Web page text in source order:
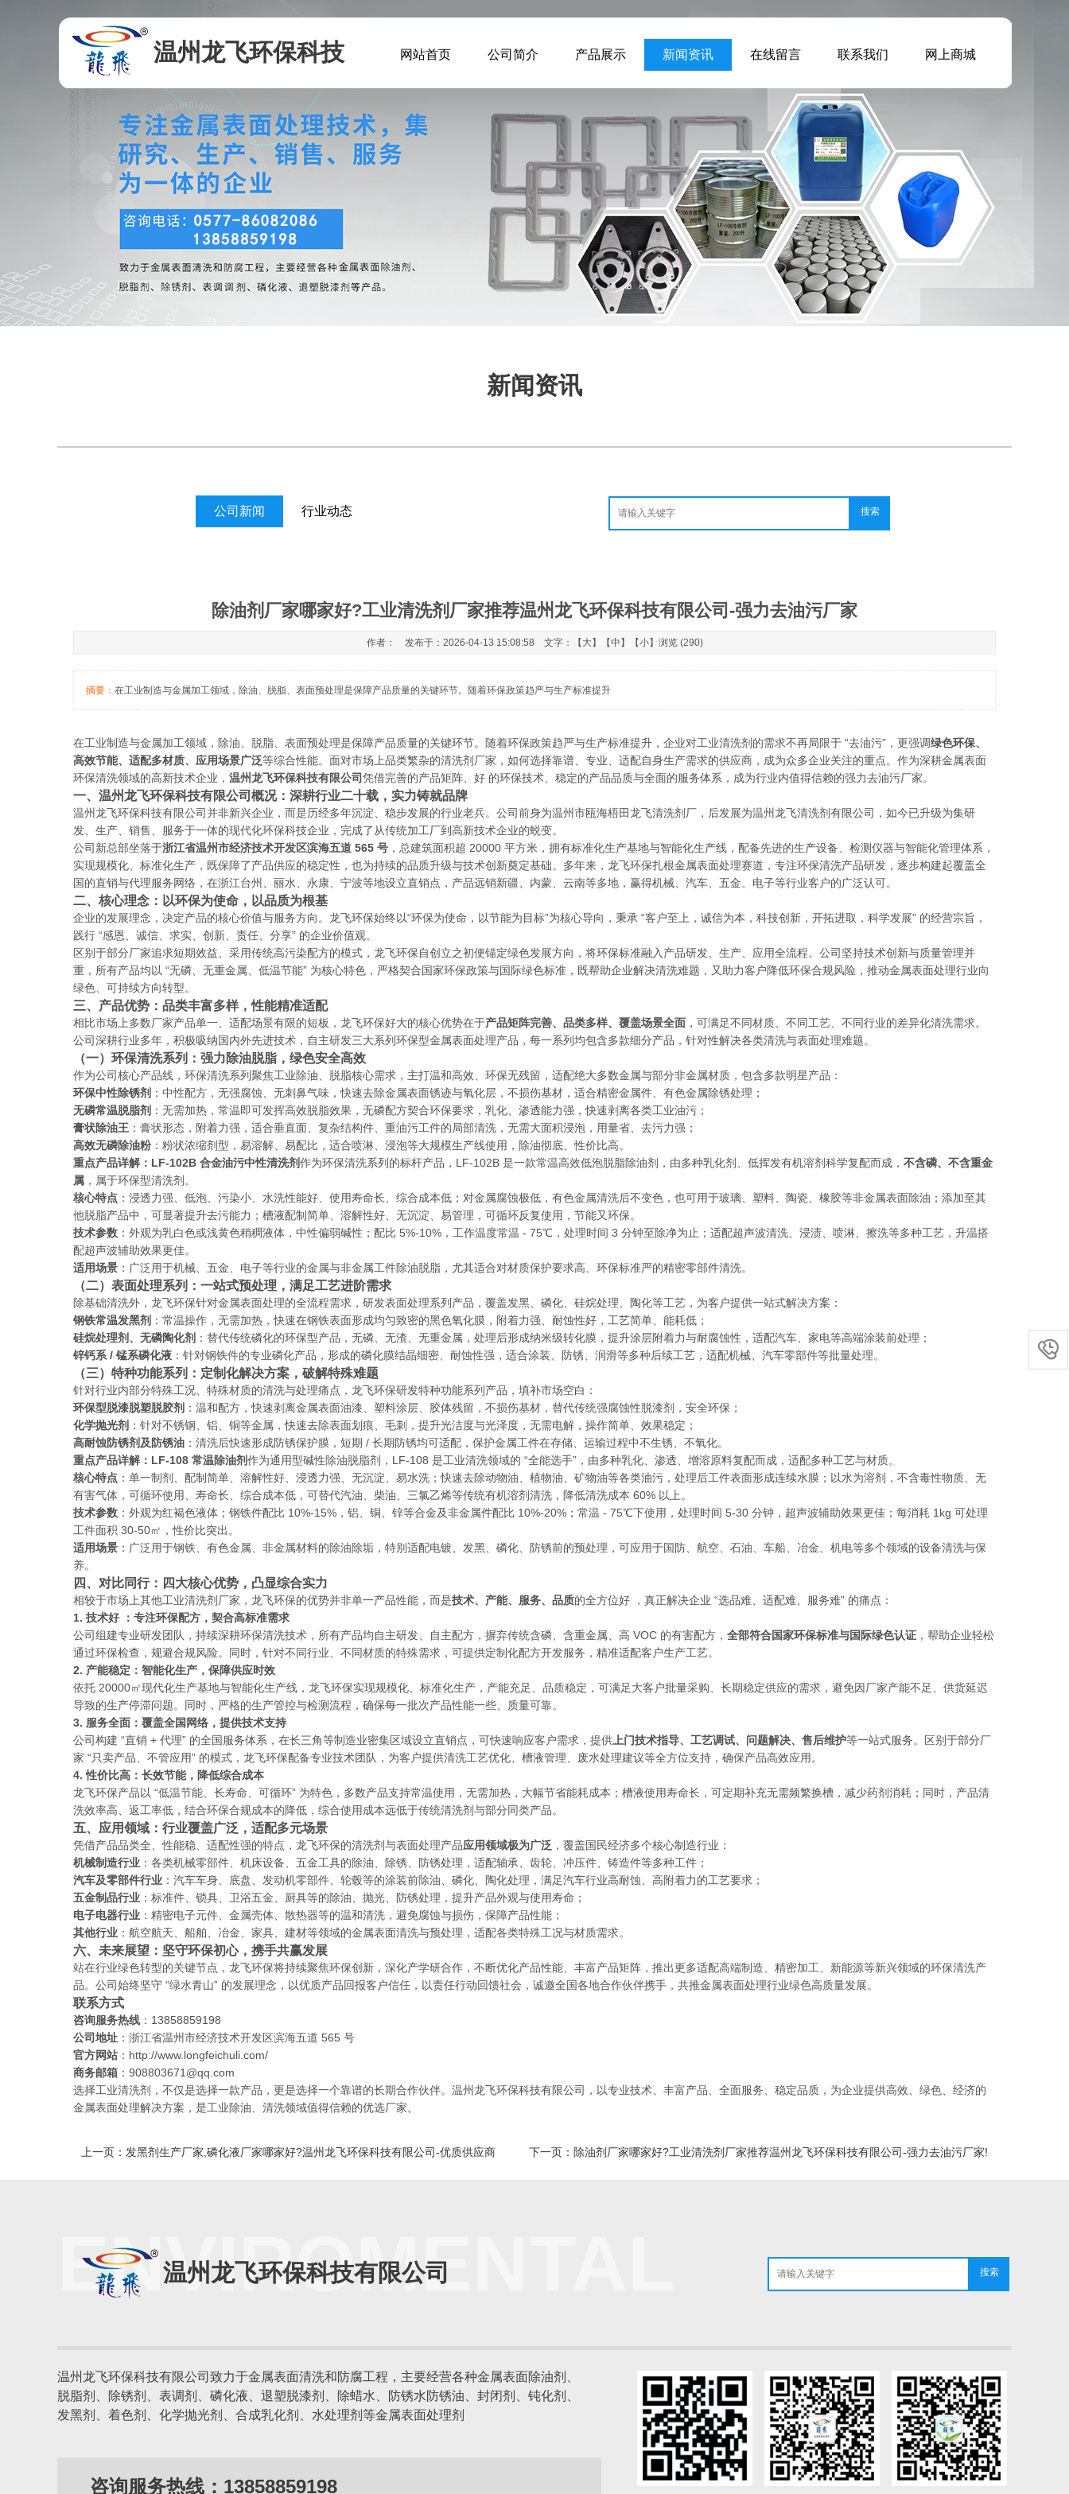
网站首页 公司简介 产品展示 新闻资讯 在线留言 联系我们 网上商城
温州龙飞环保科技
有限公司
新闻资讯
搜索
公司新闻 行业动态
除油剂厂家哪家好?工业清洗剂厂家推荐温州龙飞环保科技有限公司-强力去油污厂家
作者： 发布于：2026-04-13 15:08:58 文字：【 大】【中 】【小】浏览 (290)
摘要： 在工业制造与金属加工领域，除油、脱脂、表面预处理是保障产品质量的关键环节。随着环保政策趋严与生产标准提升
在工业制造与金属加工领域，除油、脱脂、表面预处理是保障产品质量的关键环节。随着环保政策趋严与生产标准提升，企业对工业清洗剂的需求不再局限于 “去油污”，更强调绿色环保、
高效节能、适配多材质、应用场景广泛等综合性能。面对市场上品类繁杂的清洗剂厂家，如何选择靠谱、专业、适配自身生产需求的供应商，成为众多企业关注的重点。作为深耕金属表面
环保清洗领域的高新技术企业， 温州龙飞环保科技有限公司凭借完善的产品矩阵、好 的环保技术、稳定的产品品质与全面的服务体系，成为行业内值得信赖的强力去油污厂家。
一、温州龙飞环保科技有限公司概况：深耕行业二十载，实力铸就品牌
温州龙飞环保科技有限公司并非新兴企业，而是历经多年沉淀、稳步发展的行业老兵。公司前身为温州市瓯海梧田龙飞清洗剂厂，后发展为温州龙飞清洗剂有限公司，如今已升级为集研
发、生产、销售、服务于一体的现代化环保科技企业，完成了从传统加工厂到高新技术企业的蜕变。
公司新总部坐落于浙江省温州市经济技术开发区滨海五道 565 号 ，总建筑面积超 20000 平方米，拥有标准化生产基地与智能化生产线，配备先进的生产设备、检测仪器与智能化管理体系，
实现规模化、标准化生产，既保障了产品供应的稳定性，也为持续的品质升级与技术创新奠定基础。多年来，龙飞环保扎根金属表面处理赛道，专注环保清洗产品研发，逐步构建起覆盖全
国的直销与代理服务网络，在浙江台州、丽水、永康、宁波等地设立直销点，产品远销新疆、内蒙、云南等多地，赢得机械、汽车、五金、电子等行业客户的广泛认可。
二、核心理念：以环保为使命，以品质为根基
企业的发展理念，决定产品的核心价值与服务方向。龙飞环保始终以“环保为使命，以节能为目标”为核心导向，秉承 “客户至上，诚信为本，科技创新，开拓进取，科学发展” 的经营宗旨，
践行 “感恩、诚信、求实、创新、责任、分享” 的企业价值观。
区别于部分厂家追求短期效益、采用传统高污染配方的模式，龙飞环保自创立之初便锚定绿色发展方向，将环保标准融入产品研发、生产、应用全流程。公司坚持技术创新与质量管理并
重，所有产品均以 “无磷、无重金属、低温节能” 为核心特色，严格契合国家环保政策与国际绿色标准，既帮助企业解决清洗难题，又助力客户降低环保合规风险，推动金属表面处理行业向
绿色、可持续方向转型。
三、产品优势：品类丰富多样，性能精准适配
相比市场上多数厂家产品单一、适配场景有限的短板，龙飞环保好大的核心优势在于产品矩阵完善、品类多样、覆盖场景全面 ，可满足不同材质、不同工艺、不同行业的差异化清洗需求。
公司深耕行业多年，积极吸纳国内外先进技术，自主研发三大系列环保型金属表面处理产品，每一系列均包含多款细分产品，针对性解决各类清洗与表面处理难题。
（一）环保清洗系列：强力除油脱脂，绿色安全高效
作为公司核心产品线，环保清洗系列聚焦工业除油、脱脂核心需求，主打温和高效、环保无残留，适配绝大多数金属与部分非金属材质，包含多款明星产品：
环保中性除锈剂 ：中性配方，无强腐蚀、无刺鼻气味，快速去除金属表面锈迹与氧化层，不损伤基材，适合精密金属件、有色金属除锈处理；
无磷常温脱脂剂 ：无需加热，常温即可发挥高效脱脂效果，无磷配方契合环保要求，乳化、渗透能力强，快速剥离各类工业油污；
膏状除油王 ：膏状形态，附着力强，适合垂直面、复杂结构件、重油污工件的局部清洗，无需大面积浸泡，用量省、去污力强；
高效无磷除油粉：粉状浓缩剂型，易溶解、易配比，适合喷淋、浸泡等大规模生产线使用，除油彻底、性价比高。
重点产品详解：LF-102B 合金油污中性清洗剂作为环保清洗系列的标杆产品，LF-102B 是一款常温高效低泡脱脂除油剂，由多种乳化剂、低挥发有机溶剂科学复配而成， 不含磷、不含重金
属 ，属于环保型清洗剂。
核心特点 ：浸透力强、低泡、污染小、水洗性能好、使用寿命长、综合成本低；对金属腐蚀极低，有色金属清洗后不变色，也可用于玻璃、塑料、陶瓷、橡胶等非金属表面除油；添加至其
他脱脂产品中，可显著提升去污能力；槽液配制简单、溶解性好、无沉淀、易管理，可循环反复使用，节能又环保。
技术参数 ：外观为乳白色或浅黄色稍稠液体，中性偏弱碱性；配比 5%-10%，工作温度常温 - 75℃，处理时间 3 分钟至除净为止；适配超声波清洗、浸渍、喷淋、擦洗等多种工艺，升温搭
配超声波辅助效果更佳。
适用场景 ：广泛用于机械、五金、电子等行业的金属与非金属工件除油脱脂，尤其适合对材质保护要求高、环保标准严的精密零部件清洗。
（二）表面处理系列：一站式预处理，满足工艺进阶需求
除基础清洗外，龙飞环保针对金属表面处理的全流程需求，研发表面处理系列产品，覆盖发黑、磷化、硅烷处理、陶化等工艺，为客户提供一站式解决方案：
钢铁常温发黑剂 ：常温操作，无需加热，快速在钢铁表面形成均匀致密的黑色氧化膜，附着力强、耐蚀性好，工艺简单、能耗低；
硅烷处理剂、无磷陶化剂 ：替代传统磷化的环保型产品，无磷、无渣、无重金属，处理后形成纳米级转化膜，提升涂层附着力与耐腐蚀性，适配汽车、家电等高端涂装前处理；
锌钙系 / 锰系磷化液 ：针对钢铁件的专业磷化产品，形成的磷化膜结晶细密、耐蚀性强，适合涂装、防锈、润滑等多种后续工艺，适配机械、汽车零部件等批量处理。
（三）特种功能系列：定制化解决方案，破解特殊难题
针对行业内部分特殊工况、特殊材质的清洗与处理痛点，龙飞环保研发特种功能系列产品，填补市场空白：
环保型脱漆脱塑脱胶剂 ：温和配方，快速剥离金属表面油漆、塑料涂层、胶体残留，不损伤基材，替代传统强腐蚀性脱漆剂，安全环保；
化学抛光剂 ：针对不锈钢、铝、铜等金属，快速去除表面划痕、毛刺，提升光洁度与光泽度，无需电解，操作简单、效果稳定；
高耐蚀防锈剂及防锈油 ：清洗后快速形成防锈保护膜，短期 / 长期防锈均可适配，保护金属工件在存储、运输过程中不生锈、不氧化。
重点产品详解：LF-108 常温除油剂作为通用型碱性除油脱脂剂，LF-108 是工业清洗领域的 “全能选手”，由多种乳化、渗透、增溶原料复配而成，适配多种工艺与材质。
核心特点 ：单一制剂、配制简单、溶解性好、浸透力强、无沉淀、易水洗；快速去除动物油、植物油、矿物油等各类油污，处理后工件表面形成连续水膜；以水为溶剂，不含毒性物质、无
有害气体，可循环使用、寿命长、综合成本低，可替代汽油、柴油、三氯乙烯等传统有机溶剂清洗，降低清洗成本 60% 以上。
技术参数 ：外观为红褐色液体；钢铁件配比 10%-15%，铝、铜、锌等合金及非金属件配比 10%-20%；常温 - 75℃下使用，处理时间 5-30 分钟，超声波辅助效果更佳；每消耗 1kg 可处理
工件面积 30-50㎡，性价比突出。
适用场景 ：广泛用于钢铁、有色金属、非金属材料的除油除垢，特别适配电镀、发黑、磷化、防锈前的预处理，可应用于国防、航空、石油、车船、冶金、机电等多个领域的设备清洗与保
养。
四、对比同行：四大核心优势，凸显综合实力
相较于市场上其他工业清洗剂厂家，龙飞环保的优势并非单一产品性能，而是技术、产能、服务、品质的全方位好 ，真正解决企业 “选品难、适配难、服务难” 的痛点：
1. 技术好 ：专注环保配方，契合高标准需求
公司组建专业研发团队，持续深耕环保清洗技术，所有产品均自主研发、自主配方，摒弃传统含磷、含重金属、高 VOC 的有害配方， 全部符合国家环保标准与国际绿色认证 ，帮助企业轻松
通过环保检查，规避合规风险。同时，针对不同行业、不同材质的特殊需求，可提供定制化配方开发服务，精准适配客户生产工艺。
2. 产能稳定：智能化生产，保障供应时效
依托 20000㎡现代化生产基地与智能化生产线，龙飞环保实现规模化、标准化生产，产能充足、品质稳定，可满足大客户批量采购、长期稳定供应的需求，避免因厂家产能不足、供货延迟
导致的生产停滞问题。同时，严格的生产管控与检测流程，确保每一批次产品性能一些、质量可靠。
3. 服务全面：覆盖全国网络，提供技术支持
公司构建 “直销 + 代理” 的全国服务体系，在长三角等制造业密集区域设立直销点，可快速响应客户需求，提供 上门技术指导、工艺调试、问题解决、售后维护等一站式服务。区别于部分厂
家 “只卖产品、不管应用” 的模式，龙飞环保配备专业技术团队，为客户提供清洗工艺优化、槽液管理、废水处理建议等全方位支持，确保产品高效应用。
4. 性价比高：长效节能，降低综合成本
龙飞环保产品以 “低温节能、长寿命、可循环” 为特色，多数产品支持常温使用，无需加热，大幅节省能耗成本；槽液使用寿命长，可定期补充无需频繁换槽，减少药剂消耗；同时，产品清
洗效率高、返工率低，结合环保合规成本的降低，综合使用成本远低于传统清洗剂与部分同类产品。
五、应用领域：行业覆盖广泛，适配多元场景
凭借产品品类全、性能稳、适配性强的特点，龙飞环保的清洗剂与表面处理产品应用领域极为广泛 ，覆盖国民经济多个核心制造行业：
机械制造行业 ：各类机械零部件、机床设备、五金工具的除油、除锈、防锈处理，适配轴承、齿轮、冲压件、铸造件等多种工件；
汽车及零部件行业 ：汽车车身、底盘、发动机零部件、轮毂等的涂装前除油、磷化、陶化处理，满足汽车行业高耐蚀、高附着力的工艺要求；
五金制品行业 ：标准件、锁具、卫浴五金、厨具等的除油、抛光、防锈处理，提升产品外观与使用寿命；
电子电器行业 ：精密电子元件、金属壳体、散热器等的温和清洗，避免腐蚀与损伤，保障产品性能；
其他行业 ：航空航天、船舶、冶金、家具、建材等领域的金属表面清洗与预处理，适配各类特殊工况与材质需求。
六、未来展望：坚守环保初心，携手共赢发展
站在行业绿色转型的关键节点，龙飞环保将持续聚焦环保创新，深化产学研合作，不断优化产品性能、丰富产品矩阵，推出更多适配高端制造、精密加工、新能源等新兴领域的环保清洗产
品。公司始终坚守 “绿水青山” 的发展理念，以优质产品回报客户信任，以责任行动回馈社会，诚邀全国各地合作伙伴携手，共推金属表面处理行业绿色高质量发展。
联系方式
咨询服务热线 ：13858859198
公司地址 ：浙江省温州市经济技术开发区滨海五道 565 号
官方网站 ：http://www.longfeichuli.com/
商务邮箱 ：908803671@qq.com
选择工业清洗剂，不仅是选择一款产品，更是选择一个靠谱的长期合作伙伴。温州龙飞环保科技有限公司，以专业技术、丰富产品、全面服务、稳定品质，为企业提供高效、绿色、经济的
金属表面处理解决方案，是工业除油、清洗领域值得信赖的优选厂家。
上一页：发黑剂生产厂家,磷化液厂家哪家好?温州龙飞环保科技有限公司-优质供应商 下一页：除油剂厂家哪家好?工业清洗剂厂家推荐温州龙飞环保科技有限公司-强力去油污厂家!
ENVIROMENTAL
温州龙飞环保科技有限公司
温州龙飞环保科技有限公司 致力于金属表面清洗和防腐工程，主要经营各种金属表面除油剂、
脱脂剂、除锈剂、表调剂、磷化液、退塑脱漆剂、除蜡水、防锈水防锈油、封闭剂、钝化剂、
发黑剂、着色剂、化学抛光剂、合成乳化剂、水处理剂等金属表面处理剂
搜索
咨询服务热线：13858859198
